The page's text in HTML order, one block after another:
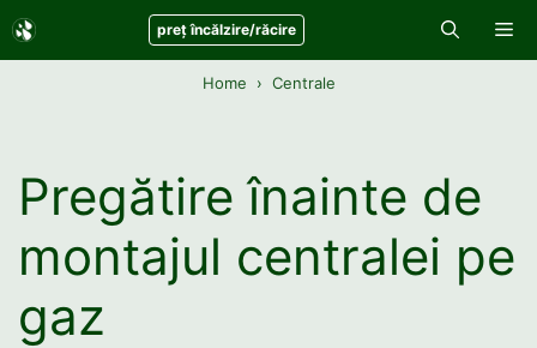
Sari
la
preț încălzire/răcire
Home Centrale
Pregătire înainte de
montajul centralei pe
gaz